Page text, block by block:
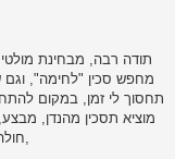
תודה רבה, מבחינת מולטי
מחפש סכין "לחימה", וגם
תחסוך לי זמן, במקום
מוציא תסכין מהנדן,
חולה על מהירות ואני לא יכול לראות דברים נעשים לאט),